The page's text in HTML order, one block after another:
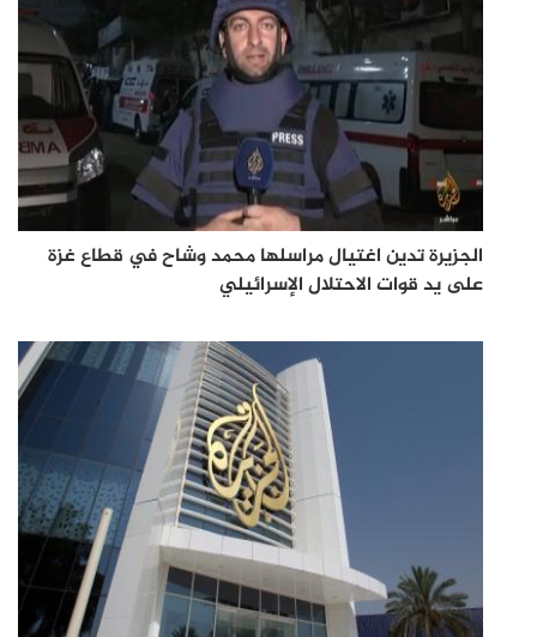
الجزيرة تدين اغتيال مراسلها محمد وشاح في قطاع غزة
على يد قوات الاحتلال الإسرائيلي